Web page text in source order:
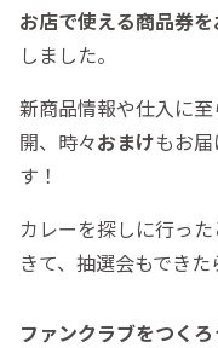
お店で使える商品券
しました。
新商品情報や仕入に
開、時々おまけもお
す！
カレーを探しに行っ
きて、抽選会もできた
ファンクラブをつく